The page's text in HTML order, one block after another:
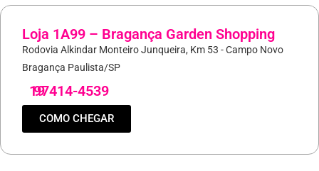
Loja 1A99 – Bragança Garden Shopping
Rodovia Alkindar Monteiro Junqueira, Km 53 - Campo Novo
Bragança Paulista/SP
19
97414-4539
COMO CHEGAR